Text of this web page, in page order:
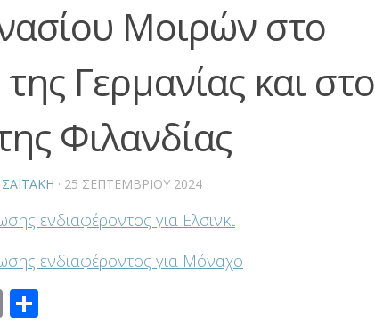
Μοιρών στο
Γερμανίας και στο
Φιλανδίας
· 25 ΣΕΠΤΕΜΒΡΊΟΥ 2024
ενδιαφέροντος για Ελσινκι
ενδιαφέροντος για Μόναχο
Copy